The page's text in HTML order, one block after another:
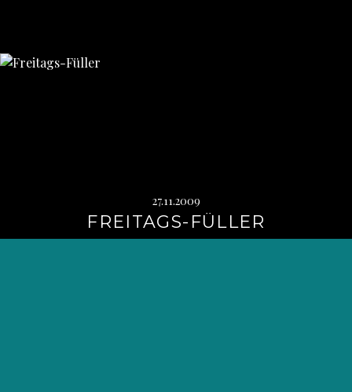
27.11.2009
FREITAGS-FÜLLER